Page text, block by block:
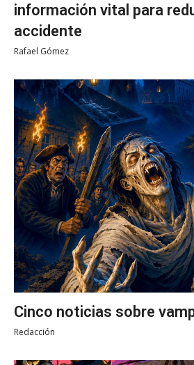
información vital para
accidente
Rafael Gómez
Cinco noticias sobre
Redacción